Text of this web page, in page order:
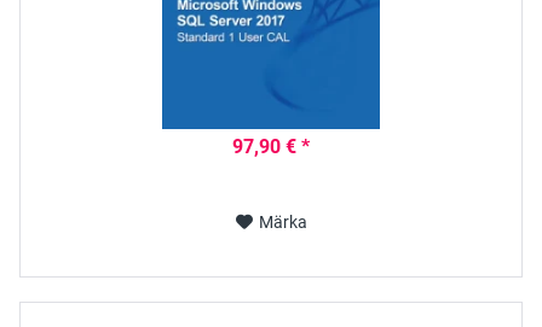
97,90 € *
Märka